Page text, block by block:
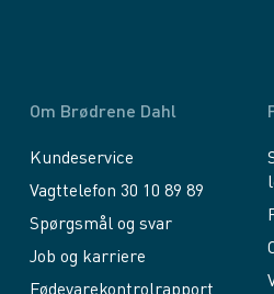
Om Brødrene Dahl
Kundeservice
Vagttelefon 30 10 89 89
Spørgsmål og svar
Job og karriere